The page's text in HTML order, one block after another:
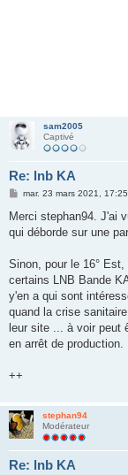
sam2005
Captivé
Re: lnb KA
M
s
a
mar. 23 mars 2021, 17:25
Merci stephan94. J'ai
qui déborde sur une
Sinon, pour le 16°
certains LNB Bande
y'en a qui sont
quand la crise
leur site ... à voir peut
en arrêt de production.
++
stephan94
Modérateur
Re: lnb KA